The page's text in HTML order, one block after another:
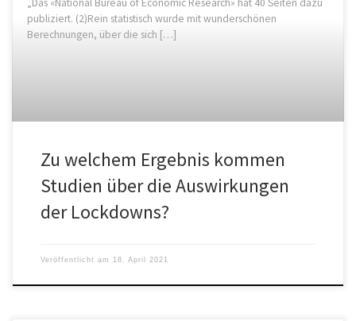
publiziert. (2)Rein statistisch wurde mit wunderschönen
Berechnungen, über die sich […]
Zu welchem Ergebnis kommen
Studien über die Auswirkungen
der Lockdowns?
Veröffentlicht am 18. April 2021